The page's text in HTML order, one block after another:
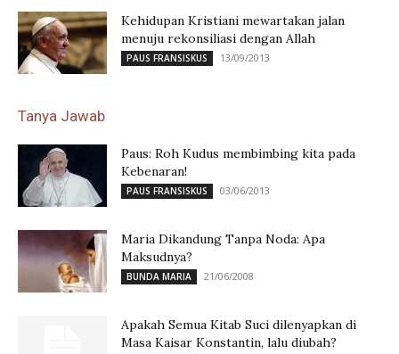
Kehidupan Kristiani mewartakan jalan
menuju rekonsiliasi dengan Allah
PAUS FRANSISKUS 13/09/2013
Tanya Jawab
Paus: Roh Kudus membimbing kita pada
Kebenaran!
PAUS FRANSISKUS 03/06/2013
Maria Dikandung Tanpa Noda: Apa
Maksudnya?
BUNDA MARIA 21/06/2008
Apakah Semua Kitab Suci dilenyapkan di
Masa Kaisar Konstantin, lalu diubah?